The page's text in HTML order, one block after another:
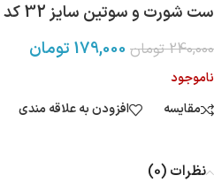
ست شورت و سوتین سایز 32 کد 172
240,000 تومان 179,000 تومان
ناموجود
مقایسه
افزودن به علاقه مندی
نظرات (0)